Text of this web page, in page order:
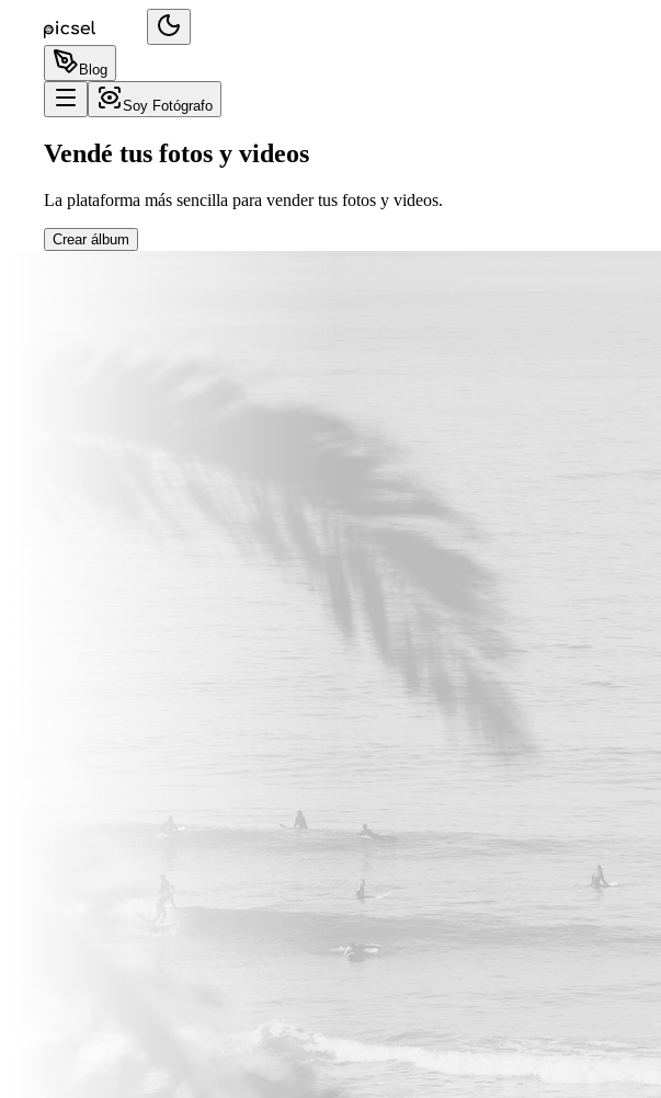
Blog
Soy Fotógrafo
Vendé tus fotos y videos
La plataforma más sencilla para vender tus fotos y videos.
Crear álbum